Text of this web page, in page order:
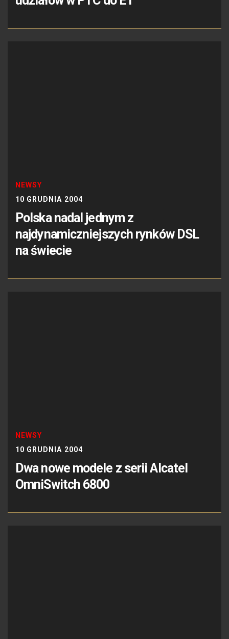
NEWSY
10 GRUDNIA 2004
Polska nadal jednym z
najdynamiczniejszych rynków DSL
na świecie
NEWSY
10 GRUDNIA 2004
Dwa nowe modele z serii Alcatel
OmniSwitch 6800